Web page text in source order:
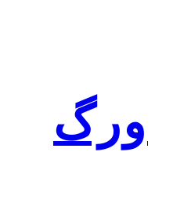
ورگ